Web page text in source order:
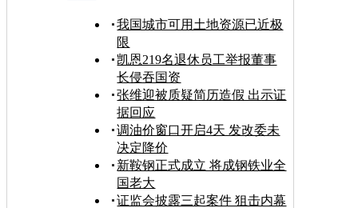
我国城市可用土地资源已近极
限
凯恩219名退休员工举报董事
长侵吞国资
张维迎被质疑简历造假 出示证
据回应
调油价窗口开启4天 发改委未
决定降价
新鞍钢正式成立 将成钢铁业全
国老大
证监会披露三起案件 狙击内幕